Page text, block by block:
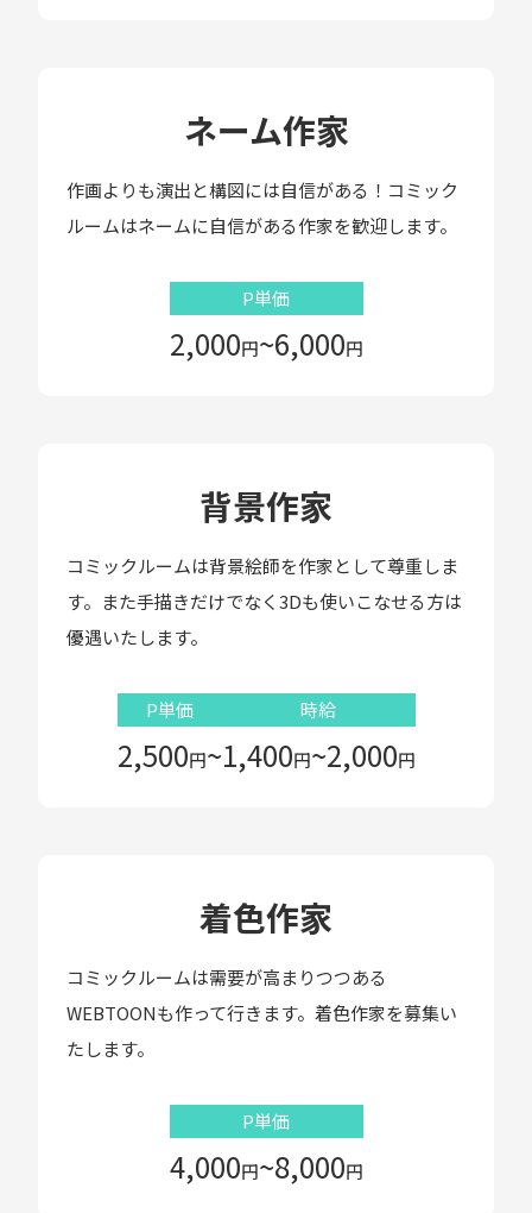
ネーム作家
作画よりも演出と構図には自信がある！コミック
ルームはネームに自信がある作家を歓迎します。
P単価
2,000円~6,000円
背景作家
コミックルームは背景絵師を作家として尊重しま
す。また手描きだけでなく3Dも使いこなせる方は
優遇いたします。
P単価
2,500円~
時給
1,400円~2,000円
着色作家
コミックルームは需要が高まりつつある
WEBTOONも作って行きます。着色作家を募集い
たします。
P単価
4,000円~8,000円